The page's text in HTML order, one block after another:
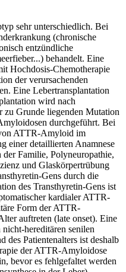
sehr unterschiedlich. Bei
(chronische
entzündliche
behandelt. Eine
Hochdosis-Chemotherapie
der verursachenden
Eine Lebertransplantation
wird nach
zu Grunde liegenden Mutation
durchgeführt. Bei
ATTR-Amyloid im
einer detaillierten Anamnese
Familie, Polyneuropathie,
und Glaskörpertrübung
Gens durch die
des Transthyretin-Gens ist
kardialer ATTR-
Form der ATTR-
auftreten (late onset). Eine
hereditären senilen
des Patientenalters ist deshalb
der ATTR-Amyloidose
bevor es fehlgefaltet werden